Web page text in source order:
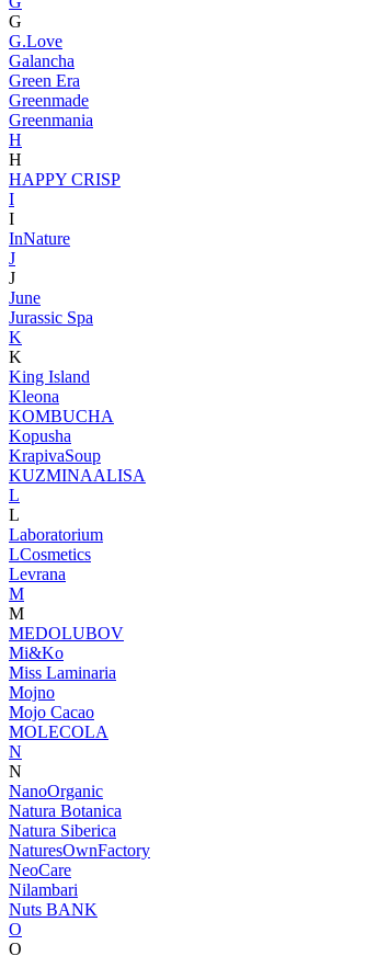
G
G.Love
Galancha
Green Era
Greenmade
Greenmania
H
H
HAPPY CRISP
I
I
InNature
J
J
June
Jurassic Spa
K
K
King Island
Kleona
KOMBUCHA
Kopusha
KrapivaSoup
KUZMINAALISA
L
L
Laboratorium
LCosmetics
Levrana
M
M
MEDOLUBOV
Mi&Ko
Miss Laminaria
Mojno
Mojo Cacao
MOLECOLA
N
N
NanoOrganic
Natura Botanica
Natura Siberica
NaturesOwnFactory
NeoCare
Nilambari
Nuts BANK
O
O